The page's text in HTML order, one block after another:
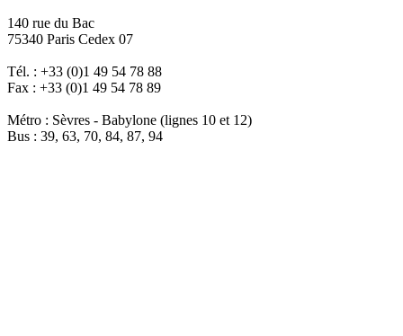
140 rue du Bac
75340 Paris Cedex 07
Tél. : +33 (0)1 49 54 78 88
Fax : +33 (0)1 49 54 78 89
Métro : Sèvres - Babylone (lignes 10 et 12)
Bus : 39, 63, 70, 84, 87, 94